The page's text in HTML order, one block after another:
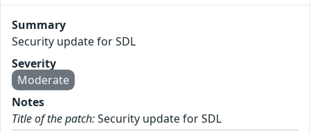
Summary
Security update for SDL
Severity
Moderate
Notes
Title of the patch:Security update for SDL